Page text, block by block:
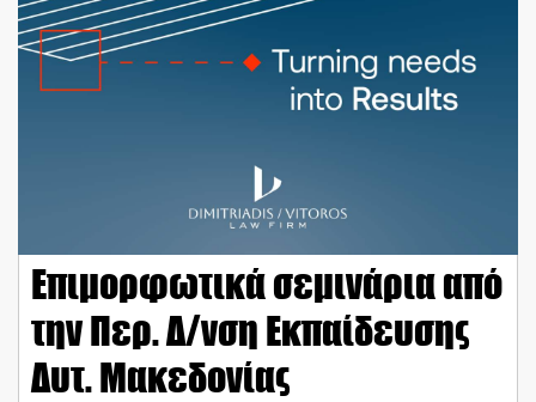
Επιμορφωτικά σεμινάρια από
την Περ. Δ/νση Εκπαίδευσης
Δυτ. Μακεδονίας